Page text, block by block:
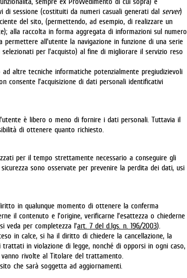
sessione (costituiti da numeri casuali generati dal server)
del sito, (permettendo, ad esempio, di realizzare un
alla raccolta in forma aggregata di informazioni sul numero
all'utente la navigazione in funzione di una serie
per l'acquisto) al fine di migliorare il servizio reso
altre tecniche informatiche potenzialmente pregiudizievoli
consente l’acquisizione di dati personali identificativi
è libero o meno di fornire i dati personali. Tuttavia il
di ottenere quanto richiesto.
per il tempo strettamente necessario a conseguire gli
sono osservate per prevenire la perdita dei dati, usi
in qualunque momento di ottenere la conferma
il contenuto e l’origine, verificarne l’esattezza o chiederne
veda per completezza l’art. 7 del d.lgs. n. 196/2003).
in calce, si ha il diritto di chiedere la cancellazione, la
in violazione di legge, nonché di opporsi in ogni caso,
rivolte al Titolare del trattamento.
che sarà soggetta ad aggiornamenti.